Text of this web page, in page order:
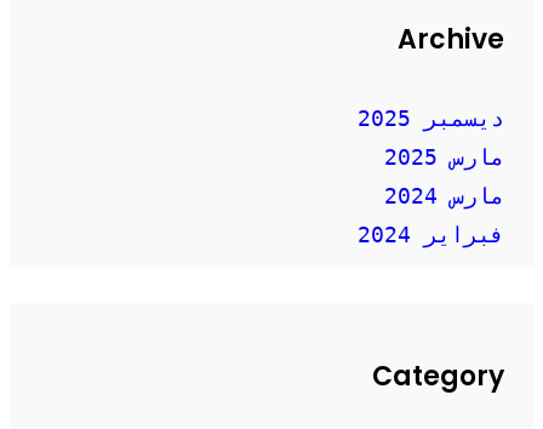
Archive
ديسمبر 2025
مارس 2025
مارس 2024
فبراير 2024
Category